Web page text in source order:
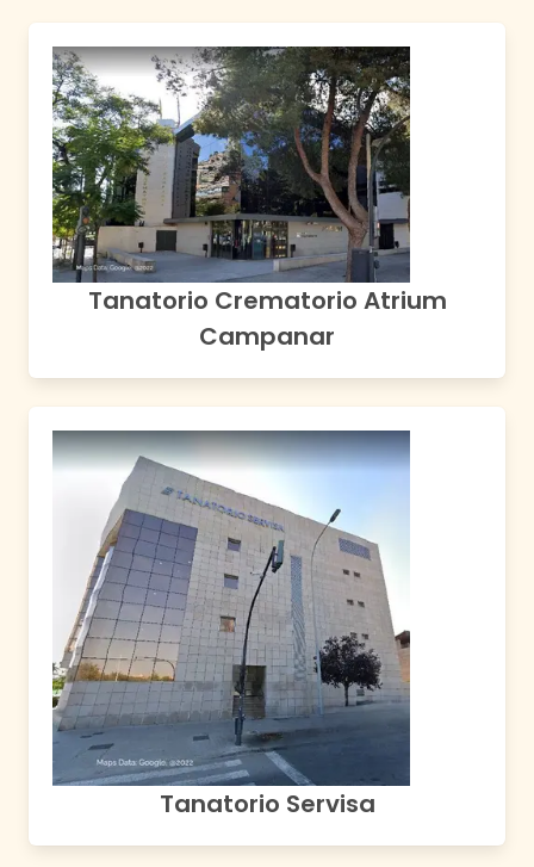
Tanatorio Crematorio Atrium
Campanar
Tanatorio Servisa